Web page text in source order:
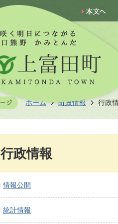
ホーム 町政情報 行政
行政情報
情報公開
統計情報